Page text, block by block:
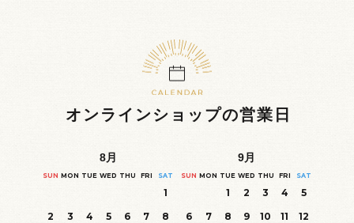
オンラインショップの営業日
8月
SUN MON TUE WED THU FRI SAT
1
2
3 4 5 6 7
8
9月
SUN MON TUE WED THU FRI SAT
1 2 3 4
5
6
7 8 9 10 11
12